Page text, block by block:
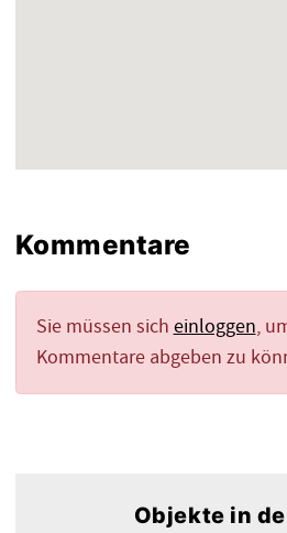
Kommentare
Sie müssen sich einloggen,
Kommentare abgeben zu
Objekte in